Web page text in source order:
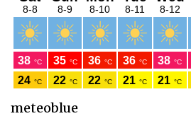
meteoblue